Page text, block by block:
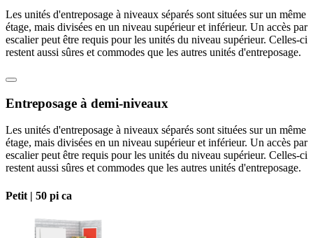
Les unités d'entreposage à niveaux séparés sont situées sur un même
étage, mais divisées en un niveau supérieur et inférieur. Un accès par
escalier peut être requis pour les unités du niveau supérieur. Celles-ci
restent aussi sûres et commodes que les autres unités d'entreposage.
Entreposage à demi-niveaux
Les unités d'entreposage à niveaux séparés sont situées sur un même
étage, mais divisées en un niveau supérieur et inférieur. Un accès par
escalier peut être requis pour les unités du niveau supérieur. Celles-ci
restent aussi sûres et commodes que les autres unités d'entreposage.
Petit | 50 pi ca